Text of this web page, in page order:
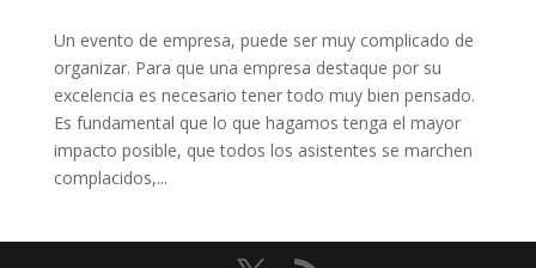
Un evento de empresa, puede ser muy complicado de
organizar. Para que una empresa destaque por su
excelencia es necesario tener todo muy bien pensado.
Es fundamental que lo que hagamos tenga el mayor
impacto posible, que todos los asistentes se marchen
complacidos,...